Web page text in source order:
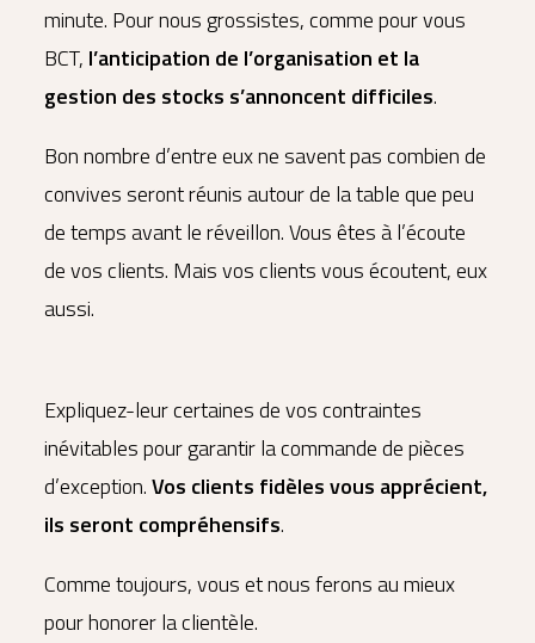
minute. Pour nous grossistes, comme pour vous
BCT, l’anticipation de l’organisation et la
gestion des stocks s’annoncent difficiles.
Bon nombre d’entre eux ne savent pas combien de
convives seront réunis autour de la table que peu
de temps avant le réveillon. Vous êtes à l’écoute
de vos clients. Mais vos clients vous écoutent, eux
aussi.
Expliquez-leur certaines de vos contraintes
inévitables pour garantir la commande de pièces
d’exception.Vos clients fidèles vous apprécient,
ils seront compréhensifs.
Comme toujours, vous et nous ferons au mieux
pour honorer la clientèle.